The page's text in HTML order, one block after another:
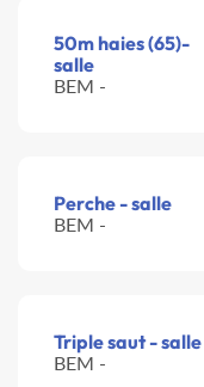
50m haies (65)-
salle
BEM -
Perche - salle
BEM -
Triple saut - salle
BEM -